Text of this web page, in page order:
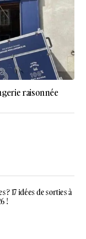
raisonnée
? 17 idées de sorties à
!